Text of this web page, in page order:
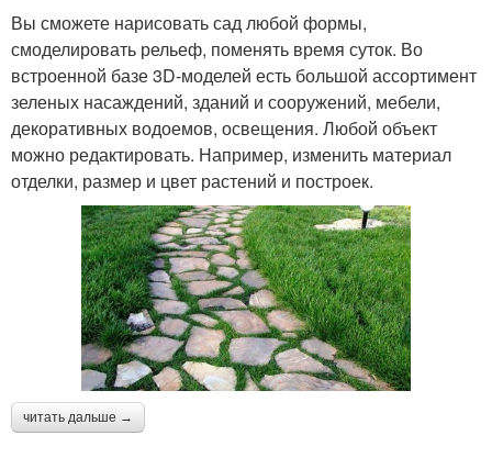
Вы сможете нарисовать сад любой формы,
смоделировать рельеф, поменять время суток. Во
встроенной базе 3D-моделей есть большой ассортимент
зеленых насаждений, зданий и сооружений, мебели,
декоративных водоемов, освещения. Любой объект
можно редактировать. Например, изменить материал
отделки, размер и цвет растений и построек.
читать дальше →